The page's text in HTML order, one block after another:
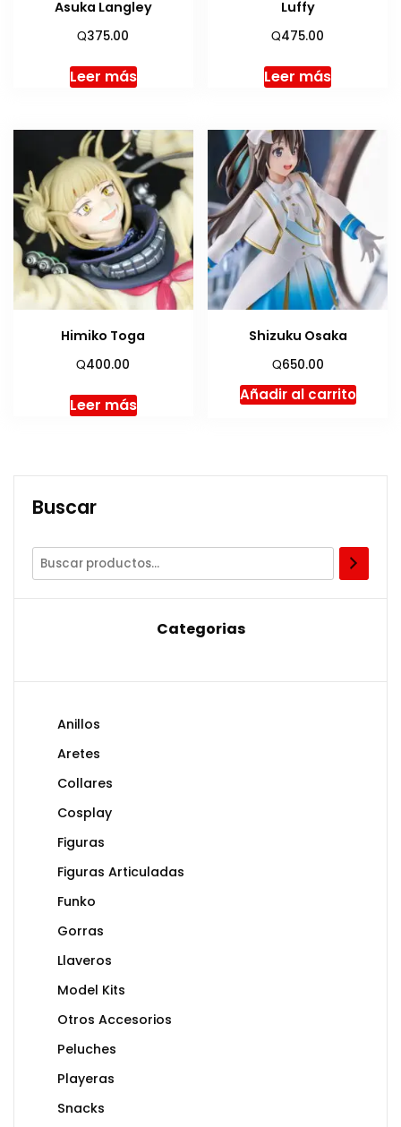
Asuka Langley
Q375.00
Leer más
Luffy
Q475.00
Leer más
Himiko Toga
Q400.00
Leer más
Shizuku Osaka
Q650.00
Añadir al carrito
Buscar
Categorias
Anillos
Aretes
Collares
Cosplay
Figuras
Figuras Articuladas
Funko
Gorras
Llaveros
Model Kits
Otros Accesorios
Peluches
Playeras
Snacks